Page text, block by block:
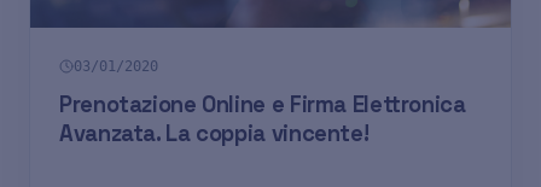
03/01/2020
Prenotazione Online e Firma Elettronica
Avanzata. La coppia vincente!